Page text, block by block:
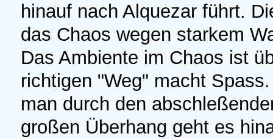
hinauf nach Alquezar führt.
das Chaos wegen starkem
Das Ambiente im Chaos ist
richtigen "Weg" macht
man durch den
großen Überhang geht es